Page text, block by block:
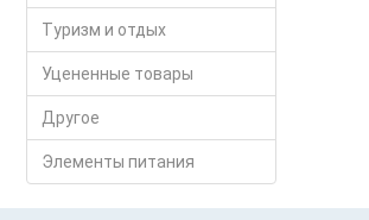
Туризм и отдых
Уцененные товары
Другое
Элементы питания